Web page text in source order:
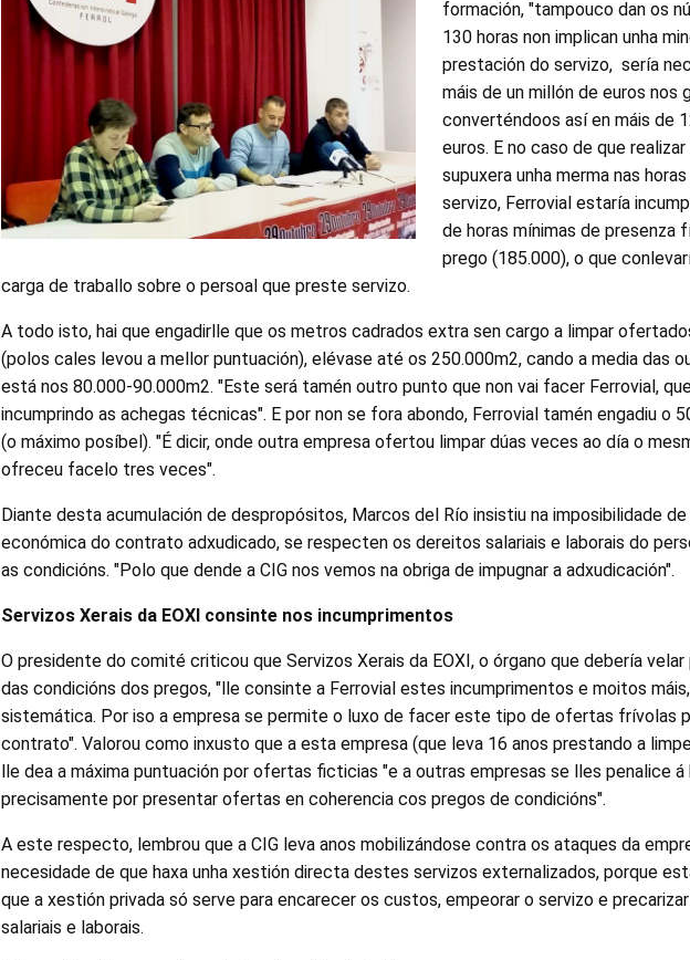
formación, "tampouco dan os
130 horas non implican unha
prestación do servizo, sería
máis de un millón de euros nos
converténdoos así en máis de
euros. E no caso de que
supuxera unha merma nas
servizo, Ferrovial estaría
de horas mínimas de presenza
prego (185.000), o que
carga de traballo sobre o persoal que preste servizo.
A todo isto, hai que engadirlle que os metros cadrados extra sen cargo a limpar
(polos cales levou a mellor puntuación), elévase até os 250.000m2, cando a media das
está nos 80.000-90.000m2. "Este será tamén outro punto que non vai facer Ferrovial,
incumprindo as achegas técnicas". E por non se fora abondo, Ferrovial tamén engadiu o
(o máximo posíbel). "É dicir, onde outra empresa ofertou limpar dúas veces ao día o
ofreceu facelo tres veces".
Diante desta acumulación de despropósitos, Marcos del Río insistiu na imposibilidade
económica do contrato adxudicado, se respecten os dereitos salariais e laborais do
as condicións. "Polo que dende a CIG nos vemos na obriga de impugnar a adxudicación".
Servizos Xerais da EOXI consinte nos incumprimentos
O presidente do comité criticou que Servizos Xerais da EOXI, o órgano que debería
das condicións dos pregos, "lle consinte a Ferrovial estes incumprimentos e moitos
sistemática. Por iso a empresa se permite o luxo de facer este tipo de ofertas frívolas
contrato". Valorou como inxusto que a esta empresa (que leva 16 anos prestando a
lle dea a máxima puntuación por ofertas ficticias "e a outras empresas se lles penalice á
precisamente por presentar ofertas en coherencia cos pregos de condicións".
A este respecto, lembrou que a CIG leva anos mobilizándose contra os ataques da
necesidade de que haxa unha xestión directa destes servizos externalizados, porque
que a xestión privada só serve para encarecer os custos, empeorar o servizo e
salariais e laborais.